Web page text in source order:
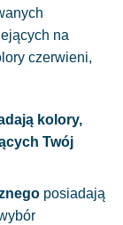
na
czerwieni,
kolory,
Twój
posiadają